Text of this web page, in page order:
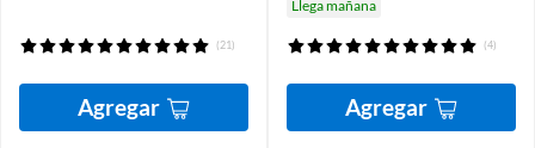
(21)
Agregar
Llega mañana
(4)
Agregar